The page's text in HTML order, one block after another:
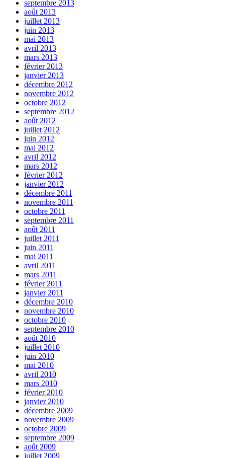
septembre 2013
août 2013
juillet 2013
juin 2013
mai 2013
avril 2013
mars 2013
février 2013
janvier 2013
décembre 2012
novembre 2012
octobre 2012
septembre 2012
août 2012
juillet 2012
juin 2012
mai 2012
avril 2012
mars 2012
février 2012
janvier 2012
décembre 2011
novembre 2011
octobre 2011
septembre 2011
août 2011
juillet 2011
juin 2011
mai 2011
avril 2011
mars 2011
février 2011
janvier 2011
décembre 2010
novembre 2010
octobre 2010
septembre 2010
août 2010
juillet 2010
juin 2010
mai 2010
avril 2010
mars 2010
février 2010
janvier 2010
décembre 2009
novembre 2009
octobre 2009
septembre 2009
août 2009
juillet 2009